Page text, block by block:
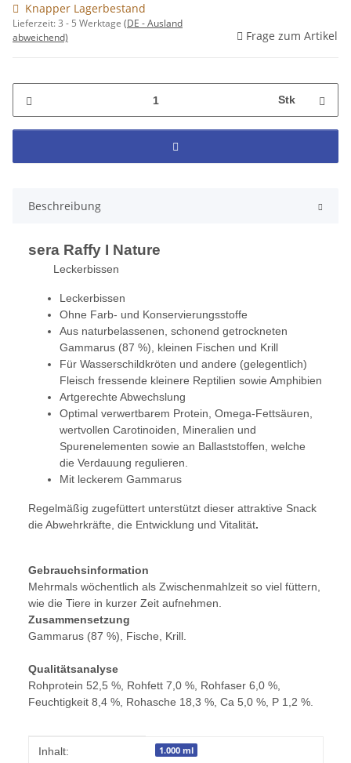
Knapper Lagerbestand
Lieferzeit:3 - 5 Werktage (DE - Ausland
abweichend)
Frage zum Artikel
Stk
Beschreibung
sera Raffy I Nature
Leckerbissen
Leckerbissen
Ohne Farb- und Konservierungsstoffe
Aus naturbelassenen, schonend getrockneten
Gammarus (87 %), kleinen Fischen und Krill
Für Wasserschildkröten und andere (gelegentlich)
Fleisch fressende kleinere Reptilien sowie Amphibien
Artgerechte Abwechslung
Optimal verwertbarem Protein, Omega-Fettsäuren,
wertvollen Carotinoiden, Mineralien und
Spurenelementen sowie an Ballaststoffen, welche
die Verdauung regulieren.
Mit leckerem Gammarus
Regelmäßig zugefüttert unterstützt dieser attraktive Snack
die Abwehrkräfte, die Entwicklung und Vitalität.
Gebrauchsinformation
Mehrmals wöchentlich als Zwischenmahlzeit so viel füttern,
wie die Tiere in kurzer Zeit aufnehmen.
Zusammensetzung
Gammarus (87 %), Fische, Krill.
Qualitätsanalyse
Rohprotein 52,5 %, Rohfett 7,0 %, Rohfaser 6,0 %,
Feuchtigkeit 8,4 %, Rohasche 18,3 %, Ca 5,0 %, P 1,2 %.
Produkteigenschaft
Wert
Inhalt: 1.000 ml